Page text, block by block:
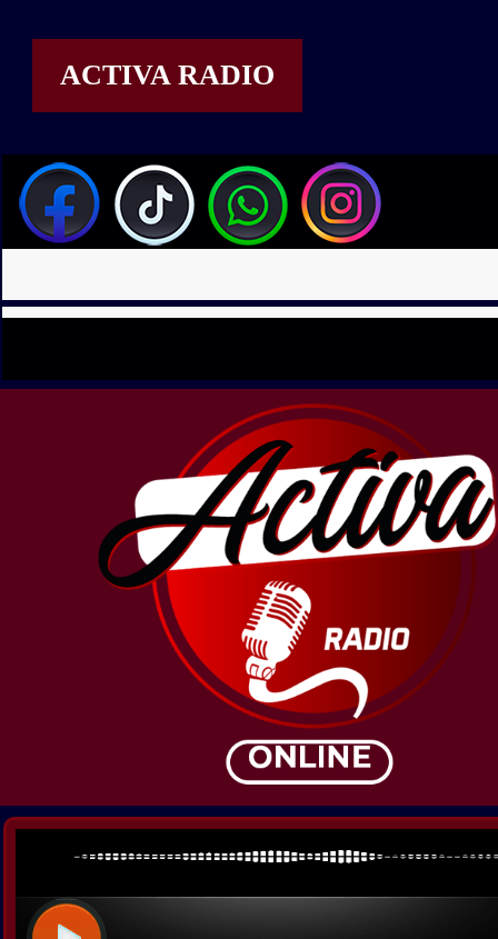
ACTIVA RADIO